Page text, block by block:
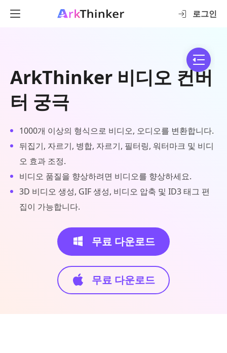
로그인
ArkThinker 비디오 컨버
터 궁극
1000개 이상의 형식으로 비디오, 오디오를 변환합니다.
뒤집기, 자르기, 병합, 자르기, 필터링, 워터마크 및 비디
오 효과 조정.
비디오 품질을 향상하려면 비디오를 향상하세요.
3D 비디오 생성, GIF 생성, 비디오 압축 및 ID3 태그 편
집이 가능합니다.
무료 다운로드
무료 다운로드